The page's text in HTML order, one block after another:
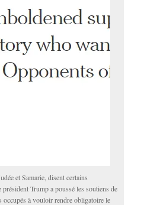
et Samarie, disent certains
Trump a poussé les soutiens de
occupés à vouloir rendre obligatoire le